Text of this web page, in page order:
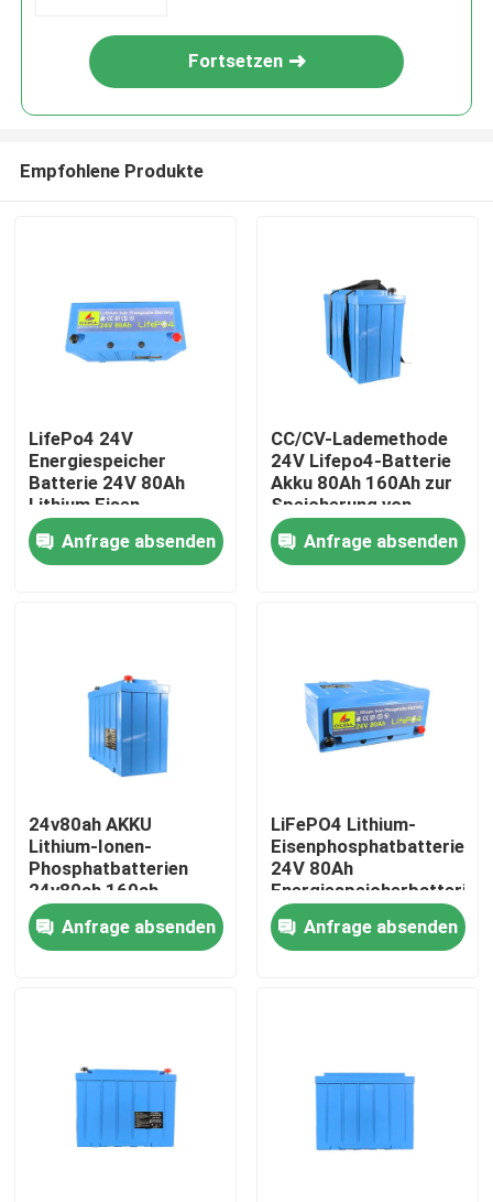
Startseite
VR Show
Über uns
Fabrik Tour
Qualitätskontrolle
Alle Fälle
Fortsetzen
Empfohlene Produkte
LifePo4 24V
Energiespeicher
Batterie 24V 80Ah
Lithium Eisen
Phosphat LifePo4
Batterie mit BMS
Anfrage absenden
CC/CV-Lademethode
24V Lifepo4-Batterie
Akku 80Ah 160Ah zur
Speicherung von
Solarenergie
Anfrage absenden
24v80ah AKKU
Lithium-Ionen-
Phosphatbatterien
24v80ah 160ah
Lifepo4 Batteriepack
Anfrage absenden
LiFePO4 Lithium-
Eisenphosphatbatterie
24V 80Ah
Energiespeicherbatterie
Anfrage absenden